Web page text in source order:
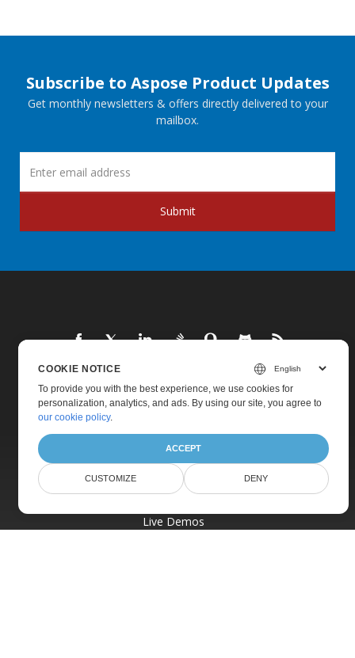
Subscribe to Aspose Product Updates
Get monthly newsletters & offers directly delivered to your
mailbox.
Submit
Home
New Releases
Pricing
Docs
Live Demos
COOKIE NOTICE
To provide you with the best experience, we use cookies for
personalization, analytics, and ads. By using our site, you agree to
our cookie policy.
ACCEPT
CUSTOMIZE DENY